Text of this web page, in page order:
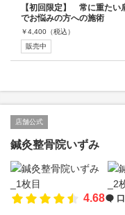
【初回限定】 常に重たい
でお悩みの方への施術
￥4,400 （税込）
販売中
店舗公式
鍼灸整骨院いずみ
4.68